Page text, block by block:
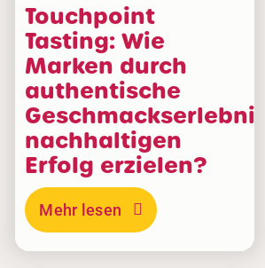
Touchpoint
Tasting: Wie
Marken durch
authentische
nachhaltigen
Erfolg erzielen?
Mehr lesen
Karriere
FAQ
Partner
Kontakt
Shopper